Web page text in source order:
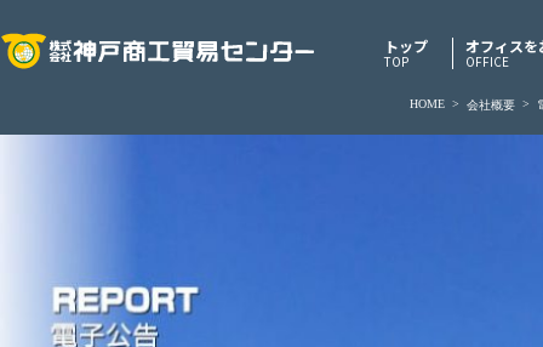
トップ
TOP
オフィスを
OFFICE
HOME > 会社概要 >